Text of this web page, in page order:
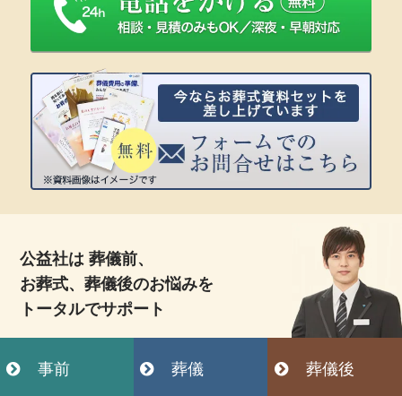
公益社は 葬儀前、
お葬式、葬儀後のお悩みを
トータルでサポート
事前 葬儀 葬儀後